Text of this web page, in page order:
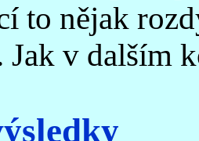
to nějak
Jak v dalším